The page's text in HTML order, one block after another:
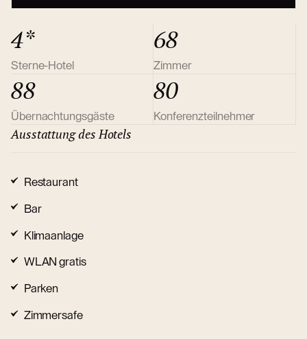
4*
Sterne-Hotel
68
Zimmer
88
Übernachtungsgäste
80
Konferenzteilnehmer
Ausstattung des Hotels
Restaurant
Bar
Klimaanlage
WLAN gratis
Parken
Zimmersafe